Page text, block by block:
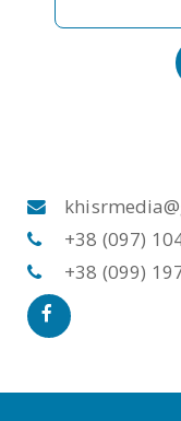
+38 (097)
+38 (099)